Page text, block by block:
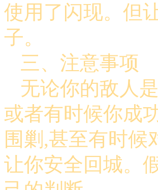
使用了闪现。但
子。
三、注意事项
无论你的敌人
或者有时候你成
围剿,甚至有时候
让你安全回城。